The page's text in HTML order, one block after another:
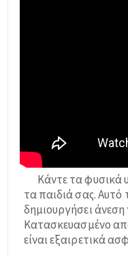
Κάντε τα φυσικά
τα παιδιά σας.
δημιουργήσει άνεση
Κατασκευασμένο
είναι εξαιρετικά